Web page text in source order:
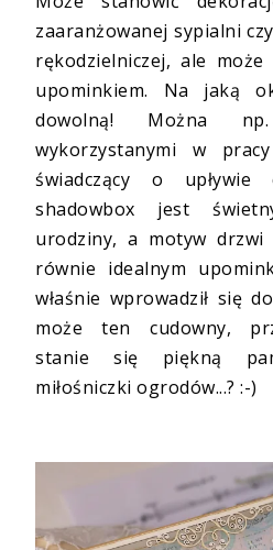
zaaranżowanej sypialni
rękodzielniczej, ale
upominkiem. Na jaką
dowolną! Można
wykorzystanymi w
świadczący o
shadowbox jest
urodziny, a motyw drzwi
równie idealnym
właśnie wprowadził się
może ten cudowny,
stanie się piękną
miłośniczki ogrodów...? :-)